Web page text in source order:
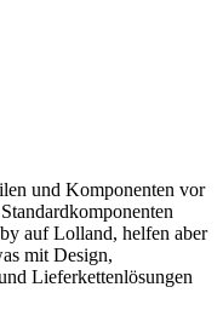
und Komponenten vor
auf Lolland, helfen aber
mit Design,
Lieferkettenlösungen